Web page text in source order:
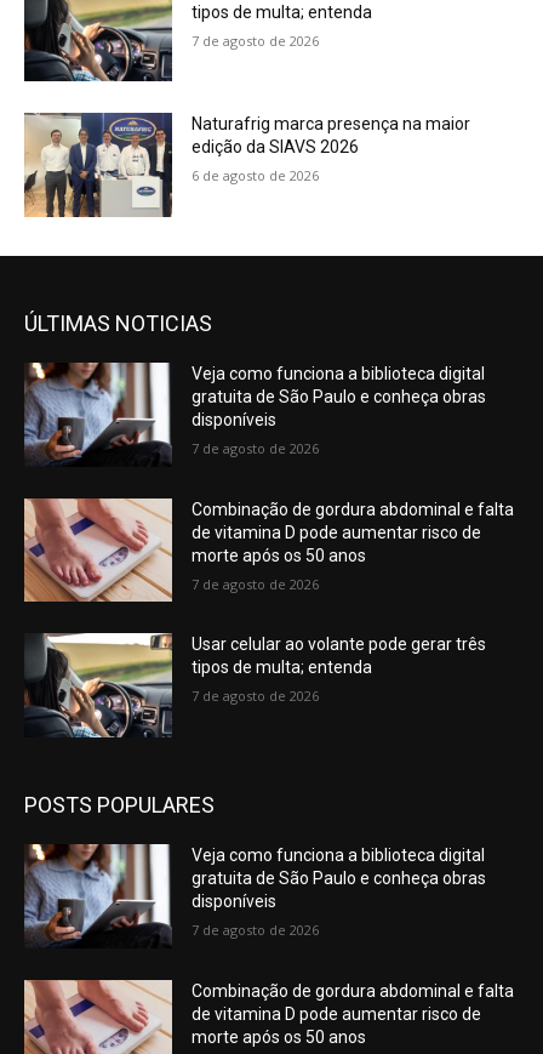
tipos de multa; entenda
7 de agosto de 2026
Naturafrig marca presença na maior
edição da SIAVS 2026
6 de agosto de 2026
ÚLTIMAS NOTICIAS
Veja como funciona a biblioteca digital
gratuita de São Paulo e conheça obras
disponíveis
7 de agosto de 2026
Combinação de gordura abdominal e falta
de vitamina D pode aumentar risco de
morte após os 50 anos
7 de agosto de 2026
Usar celular ao volante pode gerar três
tipos de multa; entenda
7 de agosto de 2026
POSTS POPULARES
Veja como funciona a biblioteca digital
gratuita de São Paulo e conheça obras
disponíveis
7 de agosto de 2026
Combinação de gordura abdominal e falta
de vitamina D pode aumentar risco de
morte após os 50 anos